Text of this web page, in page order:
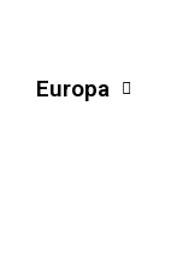
Europa